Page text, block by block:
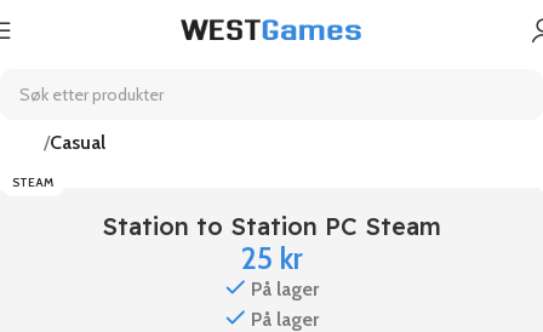
Casual
STEAM
Station to Station PC Steam
25 kr
På lager
På lager